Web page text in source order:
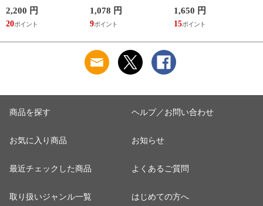
マイボトル 動物 ア
ニマル ゴリラ ごリ
ラックス ゴリゴリボ
2,200 円
20
ふんわり 足湯のよう
なぽかぽかナイトウ
ォーマー inf-26
1,078 円
9
サウナ ごリラックス
まもるさんの洗える
巾着 ブラック 黒
1,650 円
15
商品を探す
お気に入り商品
最近チェックした商品
取り扱いジャンル一覧
ヘルプ／お問い合わせ
お知らせ
よくあるご質問
はじめての方へ